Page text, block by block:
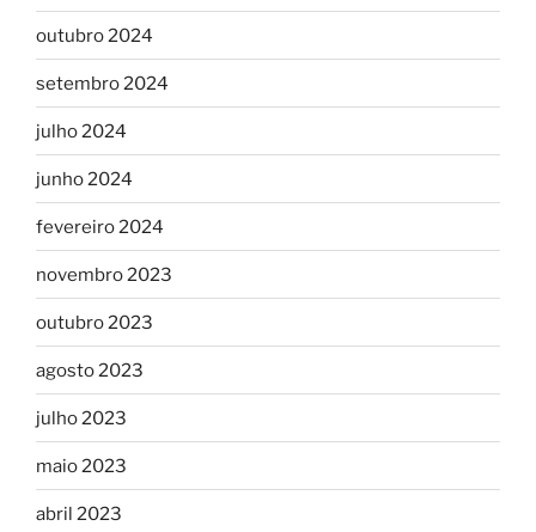
outubro 2024
setembro 2024
julho 2024
junho 2024
fevereiro 2024
novembro 2023
outubro 2023
agosto 2023
julho 2023
maio 2023
abril 2023